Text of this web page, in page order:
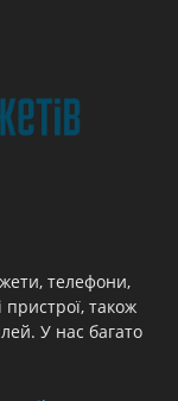
телефони,
також
У нас багато